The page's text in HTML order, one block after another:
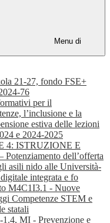
Menu di
21-27, fondo FSE+
76
per il
l’inclusione e la
estiva delle lezioni
e 2024-2025
4: ISTRUZIONE E
dell’offerta
asili nido alle Università-
integrata e fo
M4C1I3.1 - Nuove
Competenze STEM e
statali
MI - Prevenzione e